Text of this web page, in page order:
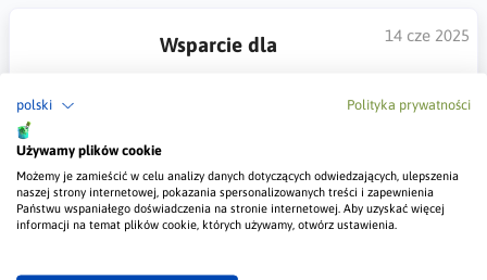
polski Polityka prywatności
Używamy plików cookie
Możemy je zamieścić w celu analizy danych dotyczących odwiedzających, ulepszenia
naszej strony internetowej, pokazania spersonalizowanych treści i zapewnienia
Państwu wspaniałego doświadczenia na stronie internetowej. Aby uzyskać więcej
informacji na temat plików cookie, których używamy, otwórz ustawienia.
14 cze 2025
Wsparcie dla
Darmowa Reklama dla fachowców. Jesteś
pewny swoich umiejętności, chciałbyś zaistnieć w internecie,
ale nie wiesz jak zbudować stronę z ofertą i ją pozycjonować?
Pozwól że CI pomożemy
#szukam fachowca